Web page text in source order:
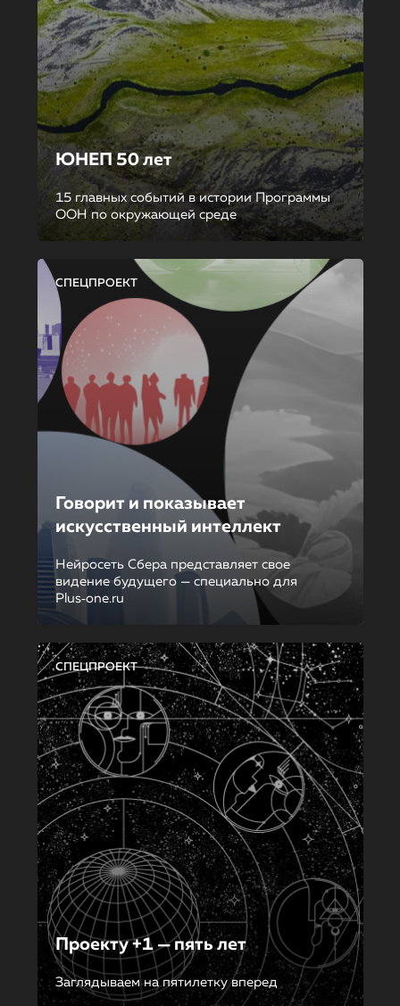
ЮНЕП 50 лет
15 главных событий в истории Программы
ООН по окружающей среде
СПЕЦПРОЕКТ
Говорит и показывает
искусственный интеллект
Нейросеть Сбера представляет свое
видение будущего — специально для
Plus‑one.ru
СПЕЦПРОЕКТ
Проекту +1 — пять лет
Заглядываем на пятилетку вперед